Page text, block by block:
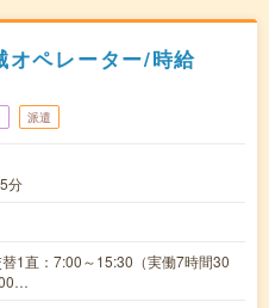
オペレーター/時給
派遣
分
替1直：7:00～15:30（実働7時間30